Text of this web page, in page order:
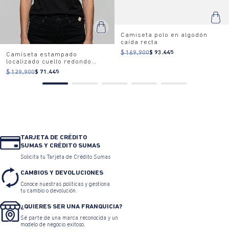
Camiseta estampado
localizado cuello redondo
para mujer
$ 129.900$ 71.445
Camiseta polo en algodón
caída recta
$ 169.900$ 93.445
TARJETA DE CRÉDITO
SUMAS Y CRÉDITO SUMAS
Solicita tu Tarjeta de Crédito Sumas
CAMBIOS Y DEVOLUCIONES
Conoce nuestras políticas y gestiona
tu cambio o devolución.
¿QUIERES SER UNA FRANQUICIA?
Sé parte de una marca reconocida y un
modelo de negocio exitoso.